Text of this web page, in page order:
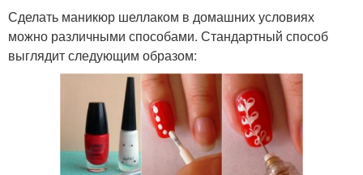
Сделать маникюр шеллаком в домашних условиях
можно различными способами. Стандартный способ
выглядит следующим образом: